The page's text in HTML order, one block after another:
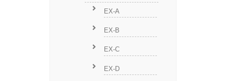
EX-A
EX-B
EX-C
EX-D